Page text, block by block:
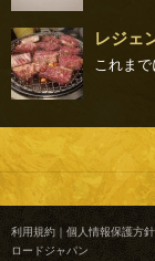
レジェ
これま
利用規約 ｜ 個人情報保護方
ロードジャパン